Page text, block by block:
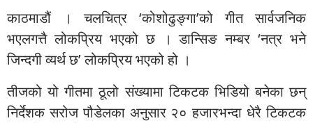
काठमाडौं । चलचित्र ‘कोशोढुङ्गा’को गीत सार्वजनिक
भएलगत्तै लोकप्रिय भएको छ । डान्सिङ नम्बर ‘नत्र भने
जिन्दगी व्यर्थ छ’ लोकप्रिय भएको हो ।
तीजको यो गीतमा ठूलो संख्यामा टिकटक भिडियो बनेका छन्
निर्देशक सरोज पौडेलका अनुसार २० हजारभन्दा धेरै टिकटक